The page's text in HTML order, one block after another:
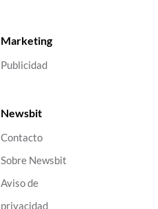
Marketing
Publicidad
Newsbit
Contacto
Sobre Newsbit
Aviso de
privacidad